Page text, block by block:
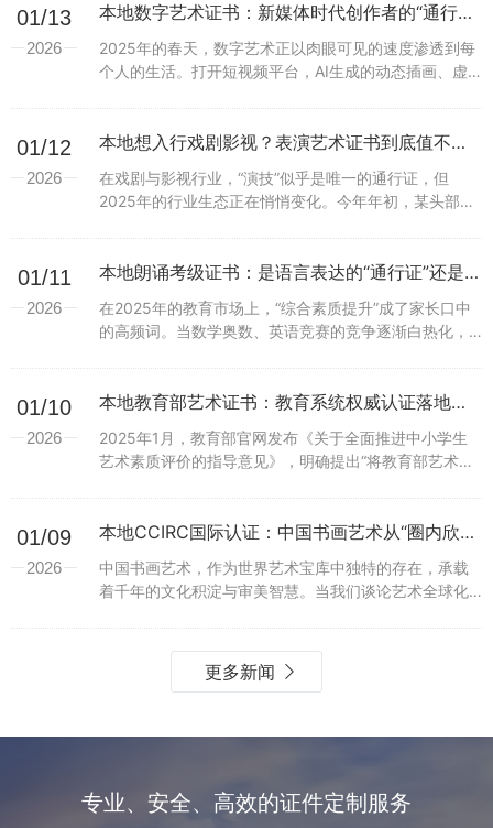
01/13
2026
本地数字艺术证书：新媒体时代创作者的“通行证”还是“新枷锁”？
2025年的春天，数字艺术正以肉眼可见的速度渗透到每
个人的生活。打开短视频平台，AI生成的动态插画、虚
20...
01/12
2026
本地想入行戏剧影视？表演艺术证书到底值不值得考？——一份给新手的全景指南
在戏剧与影视行业，“演技”似乎是唯一的通行证，但
2025年的行业生态正在悄悄变化。今年年初，某头部影
01/11
2026
本地朗诵考级证书：是语言表达的“通行证”还是“枷锁”？
在2025年的教育市场上，“综合素质提升”成了家长口中
的高频词。当数学奥数、英语竞赛的竞争逐渐白热化，
01/10
2026
本地教育部艺术证书：教育系统权威认证落地，对学生和家长意味着什么？
2025年1月，教育部官网发布《关于全面推进中小学生
艺术素质评价的指导意见》，明确提出“将教育部艺术证
01/09
2026
本地CCIRC国际认证：中国书画艺术从“圈内欣赏”到“全球对话”的关键一步
中国书画艺术，作为世界艺术宝库中独特的存在，承载
着千年的文化积淀与审美智慧。当我们谈论艺术全球化
更多新闻
专业、安全、高效的证件定制服务